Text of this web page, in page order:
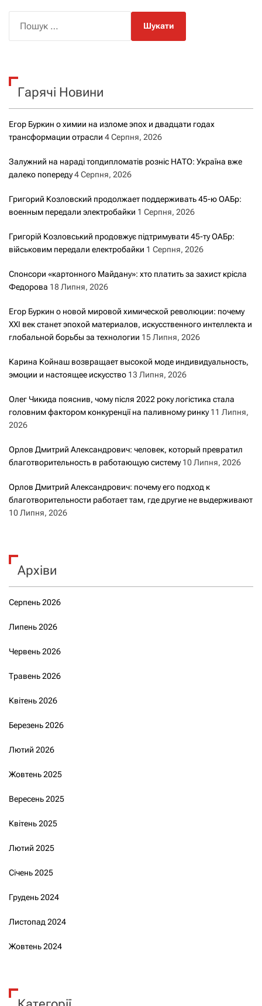
к
Гарячі Новини
Егор Буркин о химии на изломе эпох и двадцати годах
трансформации отрасли 4 Серпня, 2026
Залужний на нараді топдипломатів розніс НАТО: Україна вже
далеко попереду4 Серпня, 2026
Григорий Козловский продолжает поддерживать 45-ю ОАБр:
военным передали электробайки 1 Серпня, 2026
Григорій Козловський продовжує підтримувати 45-ту ОАБр:
військовим передали електробайки 1 Серпня, 2026
Спонсори «картонного Майдану»: хто платить за захист крісла
Федорова 18 Липня, 2026
Егор Буркин о новой мировой химической революции: почему
XXI век станет эпохой материалов, искусственного интеллекта и
глобальной борьбы за технологии 15 Липня, 2026
Карина Койнаш возвращает высокой моде индивидуальность,
эмоции и настоящее искусство 13 Липня, 2026
Олег Чикида пояснив, чому після 2022 року логістика стала
головним фактором конкуренції на паливному ринку 11 Липня,
2026
Орлов Дмитрий Александрович: человек, который превратил
благотворительность в работающую систему 10 Липня, 2026
Орлов Дмитрий Александрович: почему его подход к
благотворительности работает там, где другие не выдерживают
10 Липня, 2026
Архіви
Серпень 2026
Липень 2026
Червень 2026
Травень 2026
Квітень 2026
Березень 2026
Лютий 2026
Жовтень 2025
Вересень 2025
Квітень 2025
Лютий 2025
Січень 2025
Грудень 2024
Листопад 2024
Жовтень 2024